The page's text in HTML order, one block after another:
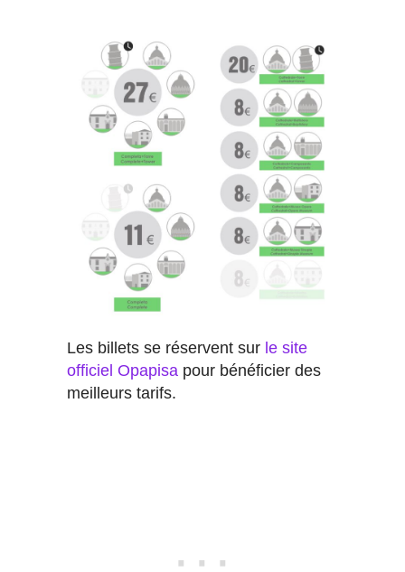
Les billets se réservent sur le site
officiel Opapisa pour bénéficier des
meilleurs tarifs.